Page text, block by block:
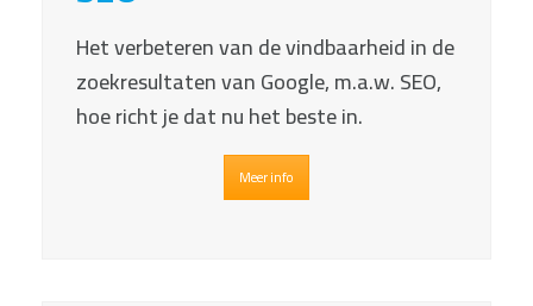
Het verbeteren van de vindbaarheid in de
zoekresultaten van Google, m.a.w. SEO,
hoe richt je dat nu het beste in.
Meer info